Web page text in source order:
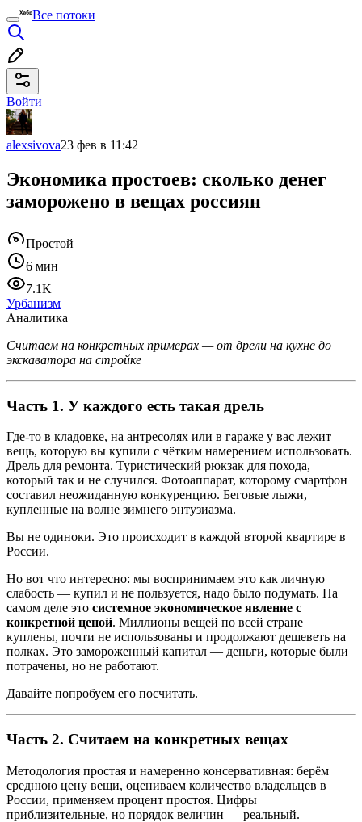
Все потоки
Войти
alexsivova23 фев в 11:42
Экономика простоев: сколько денег
заморожено в вещах россиян
Простой
6 мин
7.1K
Урбанизм
Аналитика
Считаем на конкретных примерах — от дрели на кухне до
экскаватора на стройке
Часть 1. У каждого есть такая дрель
Где-то в кладовке, на антресолях или в гараже у вас лежит
вещь, которую вы купили с чётким намерением использовать.
Дрель для ремонта. Туристический рюкзак для похода,
который так и не случился. Фотоаппарат, которому смартфон
составил неожиданную конкуренцию. Беговые лыжи,
купленные на волне зимнего энтузиазма.
Вы не одиноки. Это происходит в каждой второй квартире в
России.
Но вот что интересно: мы воспринимаем это как личную
слабость — купил и не пользуется, надо было подумать. На
самом деле это системное экономическое явление с
конкретной ценой. Миллионы вещей по всей стране
куплены, почти не использованы и продолжают дешеветь на
полках. Это замороженный капитал — деньги, которые были
потрачены, но не работают.
Давайте попробуем его посчитать.
Часть 2. Считаем на конкретных вещах
Методология простая и намеренно консервативная: берём
среднюю цену вещи, оцениваем количество владельцев в
России, применяем процент простоя. Цифры
приблизительные, но порядок величин — реальный.